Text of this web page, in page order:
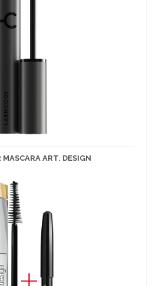
ART. DESIGN